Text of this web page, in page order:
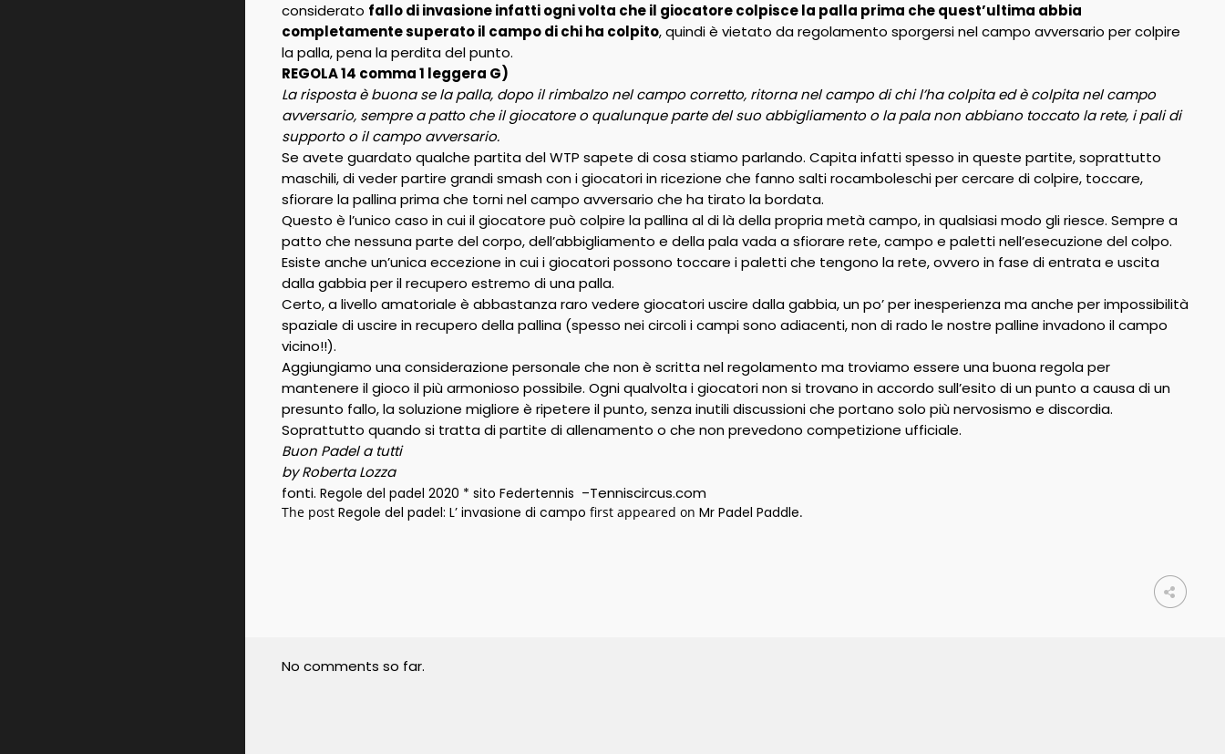
considerato fallo di invasione infatti ogni volta che il giocatore colpisce la palla prima che quest’ultima abbia
completamente superato il campo di chi ha colpito, quindi è vietato da regolamento sporgersi nel campo avversario per colpire
la palla, pena la perdita del punto.
REGOLA 14 comma 1 leggera G)
La risposta è buona se la palla, dopo il rimbalzo nel campo corretto, ritorna nel campo di chi l’ha colpita ed è colpita nel campo
avversario, sempre a patto che il giocatore o qualunque parte del suo abbigliamento o la pala non abbiano toccato la rete, i pali di
supporto o il campo avversario.
Se avete guardato qualche partita del WTP sapete di cosa stiamo parlando. Capita infatti spesso in queste partite, soprattutto
maschili, di veder partire grandi smash con i giocatori in ricezione che fanno salti rocamboleschi per cercare di colpire, toccare,
sfiorare la pallina prima che torni nel campo avversario che ha tirato la bordata.
Questo è l’unico caso in cui il giocatore può colpire la pallina al di là della propria metà campo, in qualsiasi modo gli riesce. Sempre a
patto che nessuna parte del corpo, dell’abbigliamento e della pala vada a sfiorare rete, campo e paletti nell’esecuzione del colpo.
Esiste anche un’unica eccezione in cui i giocatori possono toccare i paletti che tengono la rete, ovvero in fase di entrata e uscita
dalla gabbia per il recupero estremo di una palla.
Certo, a livello amatoriale è abbastanza raro vedere giocatori uscire dalla gabbia, un po’ per inesperienza ma anche per impossibilità
spaziale di uscire in recupero della pallina (spesso nei circoli i campi sono adiacenti, non di rado le nostre palline invadono il campo
vicino!!).
Aggiungiamo una considerazione personale che non è scritta nel regolamento ma troviamo essere una buona regola per
mantenere il gioco il più armonioso possibile. Ogni qualvolta i giocatori non si trovano in accordo sull’esito di un punto a causa di un
presunto fallo, la soluzione migliore è ripetere il punto, senza inutili discussioni che portano solo più nervosismo e discordia.
Soprattutto quando si tratta di partite di allenamento o che non prevedono competizione ufficiale.
Buon Padel a tutti
by Roberta Lozza
fonti. Regole del padel 2020 * sito Federtennis –Tenniscircus.com
The post Regole del padel: L’ invasione di campo first appeared on Mr Padel Paddle.
No comments so far.